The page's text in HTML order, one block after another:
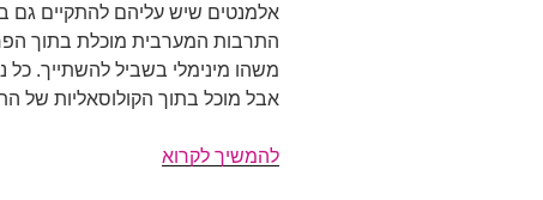
אלמנטים שיש עליהם להתקיים גם
התרבות המערבית מוכלת בתוך
משהו מינימלי בשביל להשתייך.
אבל מוכל בתוך הקולוסאליות של
להמשיך לקרוא